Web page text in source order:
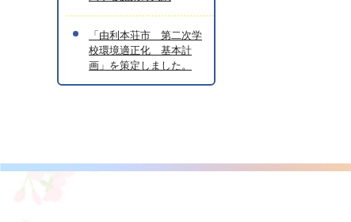
「由利本荘市 第二次学
校環境適正化 基本計
画」を策定しました。